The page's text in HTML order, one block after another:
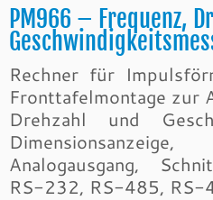
PM966 – Frequenz,
Rechner für
Fronttafelmontage zur
Drehzahl und
Analogausgang,
RS-232, RS-485, RS-